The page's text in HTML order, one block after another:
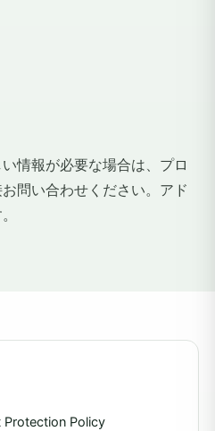
情報が必要な場合は、プロ
問い合わせください。アド
Protection Policy